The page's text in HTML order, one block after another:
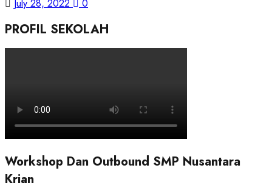
July 28, 2022 0
PROFIL SEKOLAH
Workshop Dan Outbound SMP Nusantara
Krian